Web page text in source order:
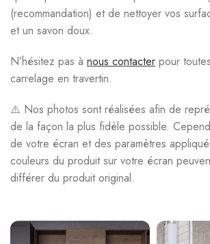
(recommandation) et de nettoyer vos
et un savon doux.
N’hésitez pas ànous contacter pour
carrelage en travertin.
⚠️ Nos photos sont réalisées afin de
de la façon la plus fidèle possible.
de votre écran et des paramètres
couleurs du produit sur votre écran
différer du produit original.